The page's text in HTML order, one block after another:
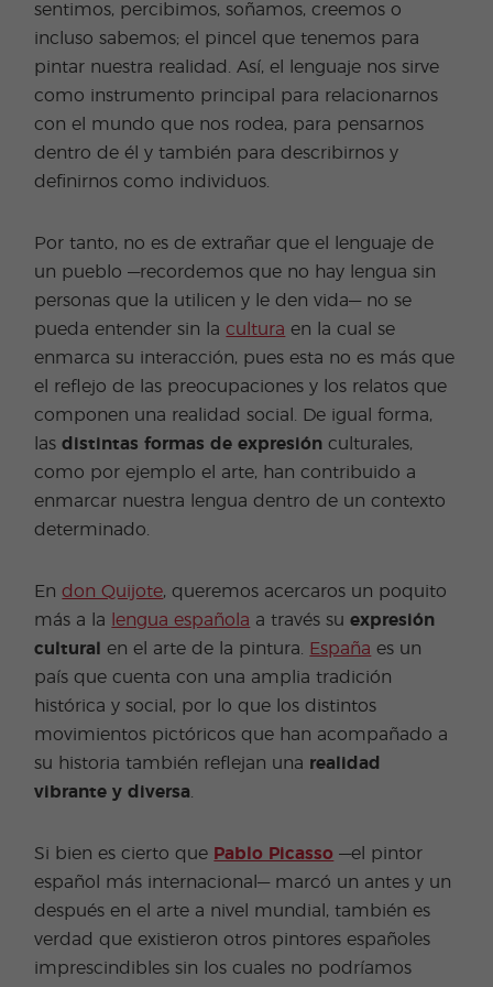
sentimos, percibimos, soñamos, creemos o
incluso sabemos; el pincel que tenemos para
pintar nuestra realidad. Así, el lenguaje nos sirve
como instrumento principal para relacionarnos
con el mundo que nos rodea, para pensarnos
dentro de él y también para describirnos y
definirnos como individuos.
Por tanto, no es de extrañar que el lenguaje de
un pueblo —recordemos que no hay lengua sin
personas que la utilicen y le den vida— no se
pueda entender sin lacultura en la cual se
enmarca su interacción, pues esta no es más que
el reflejo de las preocupaciones y los relatos que
componen una realidad social. De igual forma,
lasdistintas formas de expresiónculturales,
como por ejemplo el arte, han contribuido a
enmarcar nuestra lengua dentro de un contexto
determinado.
Endon Quijote, queremos acercaros un poquito
más a la
lengua española a través suexpresión
cultural
en el arte de la pintura. España es un
país que cuenta con una amplia tradición
histórica y social, por lo que los distintos
movimientos pictóricos que han acompañado a
su historia también reflejan una realidad
vibrante y diversa
Si bien es cierto que Pablo Picasso —el pintor
español más internacional— marcó un antes y un
después en el arte a nivel mundial, también es
verdad que existieron otros pintores españoles
imprescindibles sin los cuales no podríamos